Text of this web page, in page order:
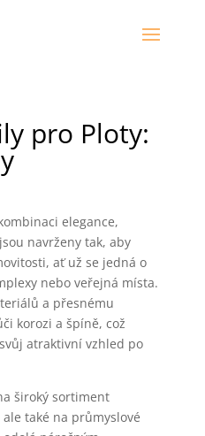
pro Ploty:
elegance,
navrženy tak, aby
ať už se jedná o
nebo veřejná místa.
a přesnému
korozi a špíně, což
atraktivní vzhled po
široký sortiment
také na průmyslové